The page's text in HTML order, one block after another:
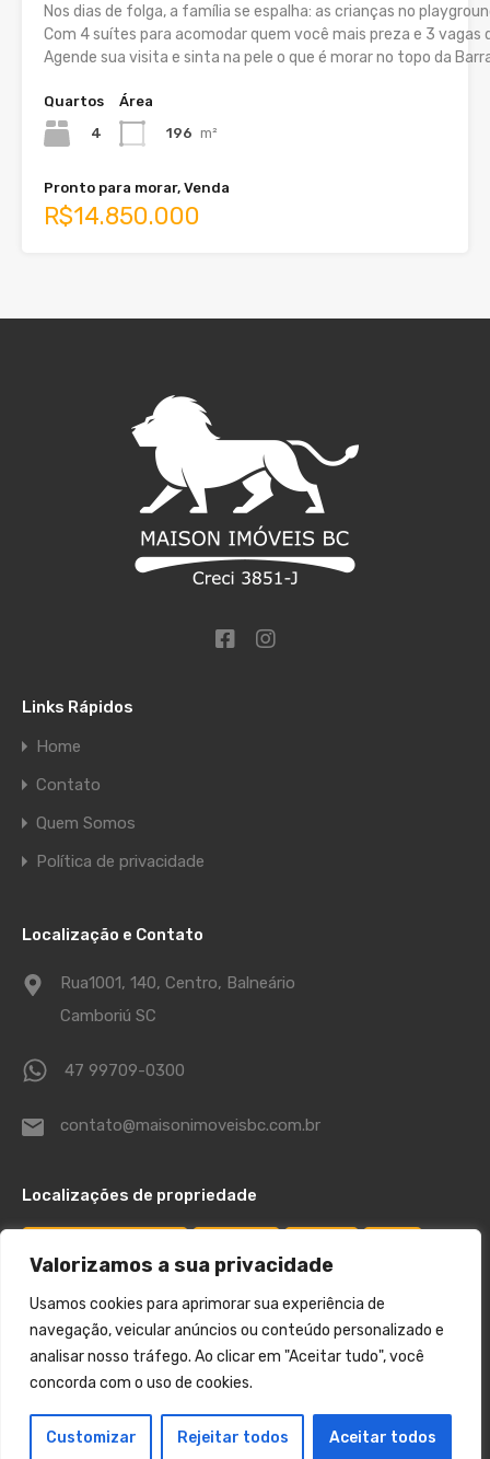
Valorizamos a sua privacidade
Usamos cookies para aprimorar sua experiência de
navegação, veicular anúncios ou conteúdo personalizado e
analisar nosso tráfego. Ao clicar em "Aceitar tudo", você
concorda com o uso de cookies.
Customizar Rejeitar todos Aceitar todos
Nos dias de folga, a família se espalha: as crianças no
Com 4 suítes para acomodar quem você mais preza e 3
Agende sua visita e sinta na pele o que é morar no topo da
Quartos
4
Área
196 m²
Pronto para morar, Venda
R$14.850.000
Links Rápidos
Home
Contato
Quem Somos
Política de privacidade
Localização e Contato
Rua1001, 140, Centro, Balneário
Camboriú SC
47 99709-0300
contato@maisonimoveisbc.com.br
Localizações de propriedade
Pioneiros Praia Brava
© 2026. Todos os direitos reservados.
Olá! Posso te ajudar?